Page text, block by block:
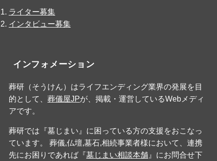
ライター募集
インタビュー募集
インフォメーション
葬研（そうけん）はライフエンディング業界の発展を目
的として、 葬儀屋JPが、掲載・運営しているWebメディ
アです。
葬研では『墓じまい』に困っている方の支援をおこなっ
ています。 葬儀,仏壇,墓石,相続事業者様において、連携
先にお困りであれば『墓じまい相談本舗』にお問合せ下